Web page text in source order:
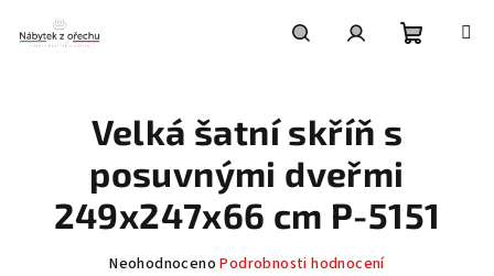
obsah
Velká šatní skříň s
posuvnými dveřmi
249x247x66 cm P-5151
Průměrné
Neohodnoceno Podrobnosti hodnocení